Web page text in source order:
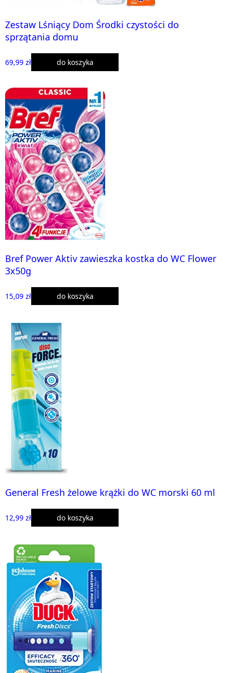
Zestaw Lśniący Dom Środki czystości do
sprzątania domu
69,99 zł do koszyka
Bref Power Aktiv zawieszka kostka do WC Flower
3x50g
15,09 zł do koszyka
General Fresh żelowe krążki do WC morski 60 ml
12,99 zł do koszyka